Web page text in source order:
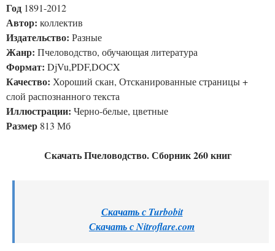
Год 1891-2012
Автор: коллектив
Издательство: Разные
Жанр: Пчеловодство, обучающая литература
Формат: DjVu,PDF,DOCX
Качество: Хороший скан, Отсканированные страницы +
слой распознанного текста
Иллюстрации: Черно-белые, цветные
Размер 813 Мб
Скачать Пчеловодство. Сборник 260 книг
Скачать с Turbobit
Скачать с Nitroflare.com